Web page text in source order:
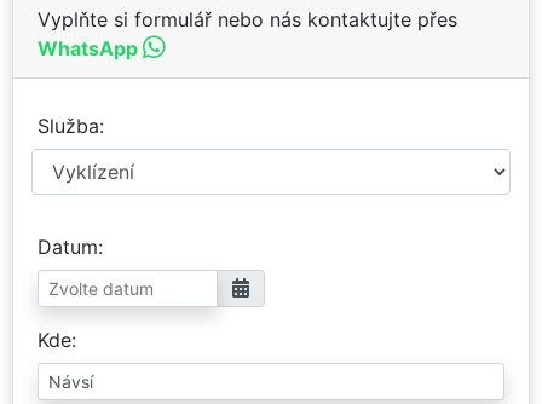
Vyplňte si formulář nebo nás kontaktujte přes
WhatsApp
Služba
Datum
Kde